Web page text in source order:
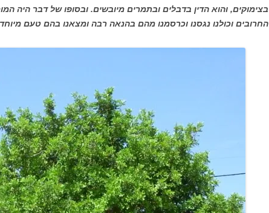
בצימוקים, והוא הדין בדבלים ובתמרים מיובשים. ובסופו של דבר היה
החרובים וכולנו נגסנו וכרסמנו מהם בהנאה רבה ומצאנו בהם טעם